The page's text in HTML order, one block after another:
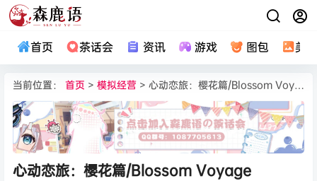
首页 茶话会 资讯 游戏 图包 美
当前位置： 首页 > 模拟经营 > 心动恋旅：樱花篇/Blossom Voyage
心动恋旅：樱花篇/Blossom Voyage